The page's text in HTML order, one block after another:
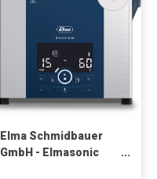
Elma Schmidbauer
GmbH - Elmasonic